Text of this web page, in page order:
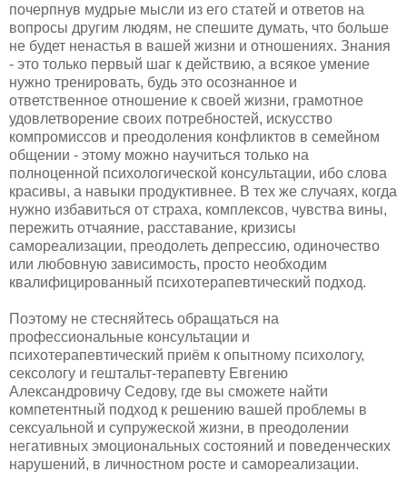
почерпнув мудрые мысли из его статей и ответов на
вопросы другим людям, не спешите думать, что больше
не будет ненастья в вашей жизни и отношениях. Знания
- это только первый шаг к действию, а всякое умение
нужно тренировать, будь это осознанное и
ответственное отношение к своей жизни, грамотное
удовлетворение своих потребностей, искусство
компромиссов и преодоления конфликтов в семейном
общении - этому можно научиться только на
полноценной психологической консультации, ибо слова
красивы, а навыки продуктивнее. В тех же случаях, когда
нужно избавиться от страха, комплексов, чувства вины,
пережить отчаяние, расставание, кризисы
самореализации, преодолеть депрессию, одиночество
или любовную зависимость, просто необходим
квалифицированный психотерапевтический подход.
Поэтому не стесняйтесь обращаться на
профессиональные консультации и
психотерапевтический приём к опытному психологу,
сексологу и гештальт-терапевту Евгению
Александровичу Седову, где вы сможете найти
компетентный подход к решению вашей проблемы в
сексуальной и супружеской жизни, в преодолении
негативных эмоциональных состояний и поведенческих
нарушений, в личностном росте и самореализации.